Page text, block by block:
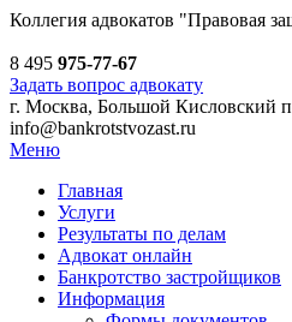
Коллегия адвокатов "Правовая
8 495 975-77-67
Задать вопрос адвокату
г. Москва, Большой Кисловский
info@bankrotstvozast.ru
Меню
Главная
Услуги
Результаты по делам
Адвокат онлайн
Банкротство застройщиков
Информация